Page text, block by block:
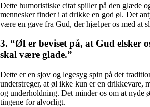
Dette humoristiske citat spiller på den glæde
mennesker finder i at drikke en god øl. Det
være en gave fra Gud, der hjælper os med at
3. “Øl er beviset på, at Gud elsker
skal være glade.”
Dette er en sjov og legesyg spin på det
understreger, at øl ikke kun er en drikkevare,
og underholdning. Det minder os om at nyde
tingene for alvorligt.